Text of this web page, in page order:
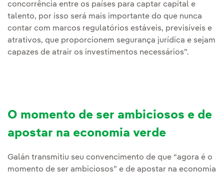
concorrência entre os países para captar capital e
talento, por isso será mais importante do que nunca
contar com marcos regulatórios estáveis, previsíveis e
atrativos, que proporcionem segurança jurídica e sejam
capazes de atrair os investimentos necessários”.
O momento de ser ambiciosos e de
apostar na economia verde
Galán transmitiu seu convencimento de que “agora é o
momento de ser ambiciosos” e de apostar na economia